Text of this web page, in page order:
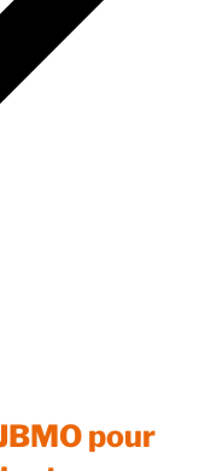
pour